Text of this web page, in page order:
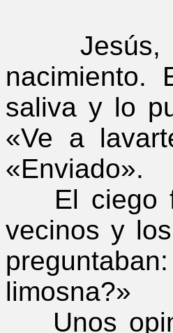
Jesús, al
nacimiento.
saliva y lo
«Ve a
«Enviado».
El ciego
vecinos y
limosna?»
Unos